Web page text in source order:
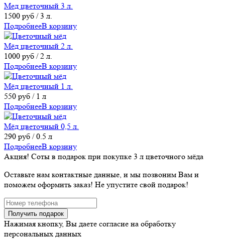
Мед цветочный 3 л.
1500 руб / 3 л.
ПодробнееВ корзину
Мёд цветочный 2 л.
1000 руб / 2 л.
ПодробнееВ корзину
Мёд цветочный 1 л.
550 руб / 1 л
ПодробнееВ корзину
Мёд цветочный 0,5 л.
290 руб / 0.5 л
ПодробнееВ корзину
Акция! Соты в подарок при покупке 3 л цветочного мёда
Оставьте нам контактные данные, и мы позвоним Вам и
поможем оформить заказ! Не упустите свой подарок!
Нажимая кнопку, Вы даете согласие на обработку
персональных данных